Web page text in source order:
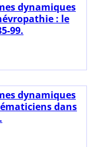
dynamiques
: le
99.
dynamiques
dans